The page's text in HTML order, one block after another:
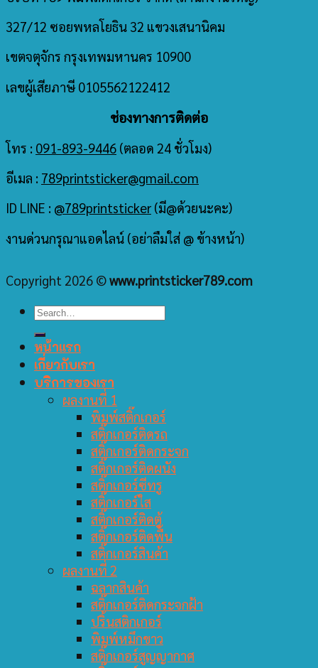
327/12 ซอยพหลโยธิน 32 แขวงเสนานิคม
เขตจตุจักร กรุงเทพมหานคร 10900
เลขผู้เสียภาษี 0105562122412
ช่องทางการติดต่อ
โทร : 091-893-9446 (ตลอด 24 ชั่วโมง)
อีเมล : 789printsticker@gmail.com
ID LINE : @789printsticker (มี@ด้วยนะคะ)
งานด่วนกรุณาแอดไลน์ (อย่าลืมใส่ @ ข้างหน้า)
Copyright 2026 ©www.printsticker789.com
หน้าแรก
เกี่ยวกับเรา
บริการของเรา
ผลงานที่ 1
พิมพ์สติ๊กเกอร์
สติ๊กเกอร์ติดรถ
สติ๊กเกอร์ติดกระจก
สติ๊กเกอร์ติดผนัง
สติ๊กเกอร์ซีทรู
สติ๊กเกอร์ใส
สติ๊กเกอร์ติดตู้
สติ๊กเกอร์ติดพื้น
สติ๊กเกอร์สินค้า
ผลงานที่ 2
ฉลากสินค้า
สติ๊กเกอร์ติดกระจกฝ้า
ปริ้นสติกเกอร์
พิมพ์หมึกขาว
สติ๊กเกอร์สูญญากาศ